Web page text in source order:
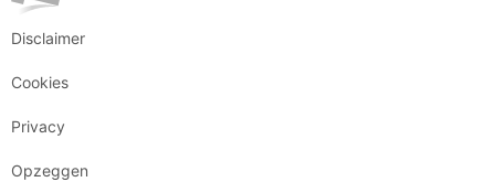
Disclaimer
Cookies
Privacy
Opzeggen